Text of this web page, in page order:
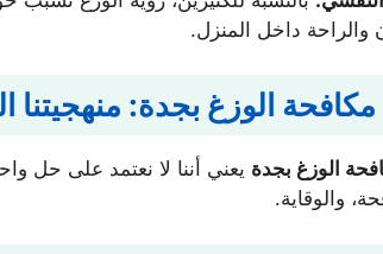
والراحة داخل المنزل.
الوزغ بجدة: منهجيتنا
الوزغ بجدة يعني أننا لا نعتمد على حل
والوقاية.